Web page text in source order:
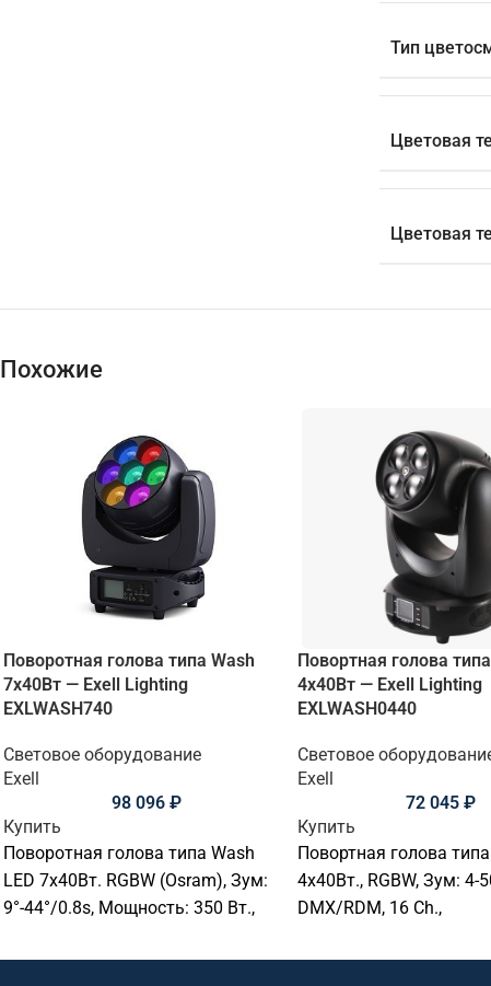
Тип
Цветовая
Цветовая
Похожие
Поворотная голова типа Wash
7х40Вт — Exell Lighting
EXLWASH740
Световое оборудование
Exell
98 096₽
Купить
Поворотная голова типа Wash
LED 7х40Вт. RGBW (Osram), Зум:
9°-44°/0.8s, Мощность: 350 Вт.,
540°,Tilt:270°., Срок службы
Повортная голова
4х40Вт — Exell Lighting
EXLWASH0440
Световое
Exell
72 045₽
Купить
Повортная голова
4х40Вт., RGBW, Зум: 4-
DMX/RDM, 16 Ch.,
22.5х21х36 см., 6 кг.